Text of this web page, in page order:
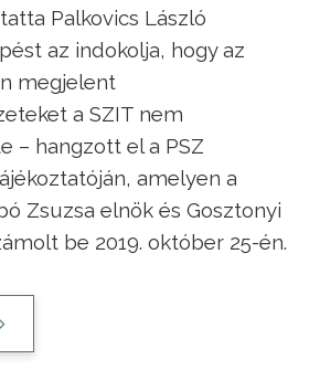
Palkovics László
az indokolja, hogy az
megjelent
a SZIT nem
– hangzott el a PSZ
amelyen a
Zsuzsa elnök és Gosztonyi
be 2019. október 25-én.